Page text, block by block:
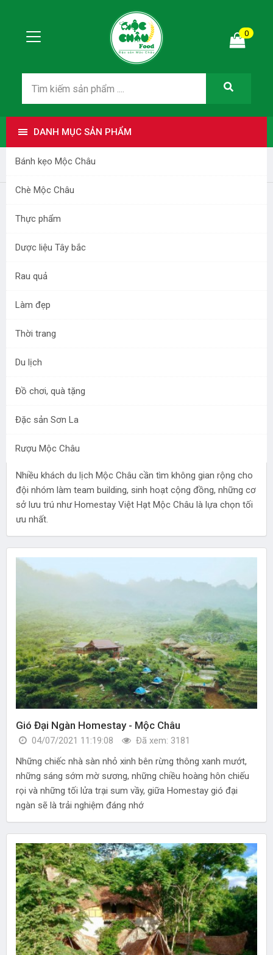
0
DANH MỤC SẢN PHẨM
Bánh kẹo Mộc Châu
Chè Mộc Châu
Thực phẩm
Dược liệu Tây bắc
Rau quả
Làm đẹp
Thời trang
Du lịch
Đồ chơi, quà tặng
Đặc sản Sơn La
Rượu Mộc Châu
Review Homestay, Khách sạn Mộc Châu
Việt Hạt Homestay Mộc Châu - nhà sàn sang trọng
06/08/2022 20:36:21
Nhiều khách du lịch Mộc Châu cần tìm không gian rộng cho
đội nhóm làm team building, sinh hoạt cộng đồng, những cơ
sở lưu trú như Homestay Việt Hạt Mộc Châu là lựa chọn tối
ưu nhất.
Gió Đại Ngàn Homestay - Mộc Châu
04/07/2021 11:19:08
Đã xem: 3181
Những chiếc nhà sàn nhỏ xinh bên rừng thông xanh mướt,
những sáng sớm mờ sương, những chiều hoàng hôn chiếu
rọi và những tối lửa trại sum vầy, giữa Homestay gió đại
ngàn sẽ là trải nghiệm đáng nhớ